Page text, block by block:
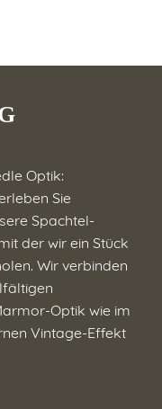
Optik:
Sie
Spachtel-
der wir ein Stück
Wir verbinden
Optik wie im
Vintage-Effekt